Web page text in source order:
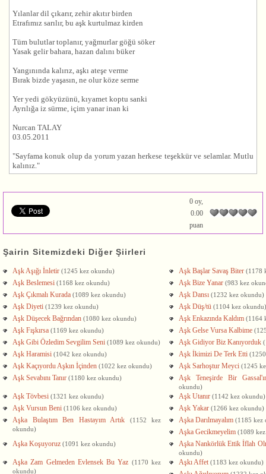
Yılanlar dil çıkarır, zehir akıtır birden
Etrafımız sarılır, bu aşk kurtulmaz kirden
Tüm bulutlar toplanır, yağmurlar göğü söker
Yasak gelir bahara, hazan dalını büker
Yangınında kalırız, aşkı ateşe verme
Bırak bizde yaşasın, ne olur köze serme
Yer yedi gökyüzünü, kıyamet koptu sanki
Ayrılığa iz sürme, içim yanar inan ki
Nurcan TALAY
03.05.2011
"Sayfama konuk olup da yorum yazan herkese teşekkür ve selamlar. Mutlu
kalınız."
0 oy,
0.00
puan
Şairin Sitemizdeki Diğer Şiirleri
Aşk Aşığı İnletir (1245 kez okundu) Aşk Başlar Savaş Biter (1178
Aşk Beslemesi (1168 kez okundu) Aşk Bize Yanar (983 kez
Aşk Çıkmalı Kurada (1089 kez okundu) Aşk Dansı (1232 kez okundu)
Aşk Diyeti (1239 kez okundu) Aşk Düş/tü (1104 kez okundu)
Aşk Düşecek Bağrından (1080 kez okundu) Aşk Enkazında Kaldım (1164
Aşk Fışkırsa (1169 kez okundu) Aşk Gelse Vursa Kalbime
Aşk Gibi Özledim Sevgilim Seni (1089 kez okundu) Aşk Gidiyor Biz Kanıyorduk
Aşk Haramisi (1042 kez okundu) Aşk İkimizi De Terk Etti
Aşk Kaçıyordu Aşkın İçinden (1022 kez okundu) Aşk Sarhoştur Meyci (1245
Aşk Sevabını Tanır (1180 kez okundu) Aşk Teneşirde Bir
okundu)
Aşk Tövbesi (1321 kez okundu) Aşk Utanır (1142 kez okundu)
Aşk Vursun Beni (1106 kez okundu) Aşk Yakar (1266 kez okundu)
Aşka Bulaştım Ben Hastayım Artık
(1152 kez
okundu)
Aşka Darılmayalım (1185 kez
Aşka Gecikmeyelim (1089
Aşka Koşuyoruz (1091 kez okundu) Aşka Nankörlük Ettik İflah
okundu)
Aşka Zam Gelmeden Evlensek Bu Yaz (1170 kez
okundu)
Aşkı Affet (1183 kez okundu)